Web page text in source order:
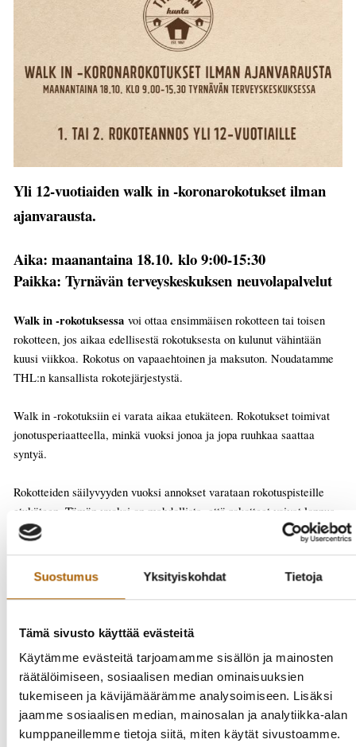
Suostumus Yksityiskohdat Tietoja
Tämä sivusto käyttää evästeitä
Käytämme evästeitä tarjoamamme sisällön ja mainosten
räätälöimiseen, sosiaalisen median ominaisuuksien
tukemiseen ja kävijämäärämme analysoimiseen. Lisäksi
jaamme sosiaalisen median, mainosalan ja analytiikka-alan
kumppaneillemme tietoja siitä, miten käytät sivustoamme.
Yli 12-vuotiaiden walk in -koronarokotukset ilman
ajanvarausta.
Aika: maanantaina 18.10. klo 9:00-15:30
Paikka: Tyrnävän terveyskeskuksen neuvolapalvelut
Walk in -rokotuksessa voi ottaa ensimmäisen rokotteen tai toisen
rokotteen, jos aikaa edellisestä rokotuksesta on kulunut vähintään
kuusi viikkoa. Rokotus on vapaaehtoinen ja maksuton. Noudatamme
THL:n kansallista rokotejärjestystä.
Walk in -rokotuksiin ei varata aikaa etukäteen. Rokotukset toimivat
jonotusperiaatteella, minkä vuoksi jonoa ja jopa ruuhkaa saattaa
syntyä.
Rokotteiden säilyvyyden vuoksi annokset varataan rokotuspisteille
etukäteen. Tämän vuoksi on mahdollista, että rokotteet voivat loppua
ennen walk in -päivän päättymisaikaa.
Rokotteita jaetaan niin kauan kuin annoksia riittää, mutta jonoa ei ole
mahdollista jäädä purkamaan enää sulkemisajankohdan jälkeen.
minuutin seuranta-aika voidaan toteuttaa aukioloajan puitteissa.
Lasten ja nuorten ei tarvitse itse täyttää mitään suostumuslomaketta
koskien koronarokotuksia, vaan nuoren halukkuus ottaa rokote
voidaan selvittää suullisesti. Myöskään lapsilla ja nuorilla ei tarvitse
olla rokotukselle mentäessä vanhempien täyttämää
suostumuslomaketta mukana.